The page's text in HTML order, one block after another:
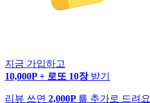
지금 가입하고
10,000P + 로또 10장 받기
리뷰 쓰면 2,000P 를 추가로 드려요